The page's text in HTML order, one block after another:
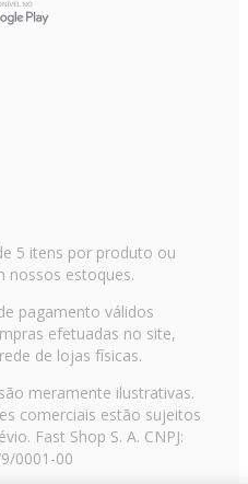
5 itens por produto ou
nossos estoques.
pagamento válidos
efetuadas no site,
de lojas físicas.
meramente ilustrativas.
comerciais estão sujeitos
Fast Shop S. A. CNPJ:
0001-00